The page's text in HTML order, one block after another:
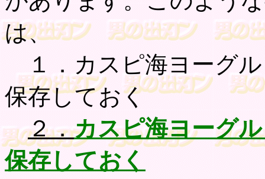
は、
１．カスピ海ヨーグ
保存しておく
２．カスピ海ヨーグ
保存しておく